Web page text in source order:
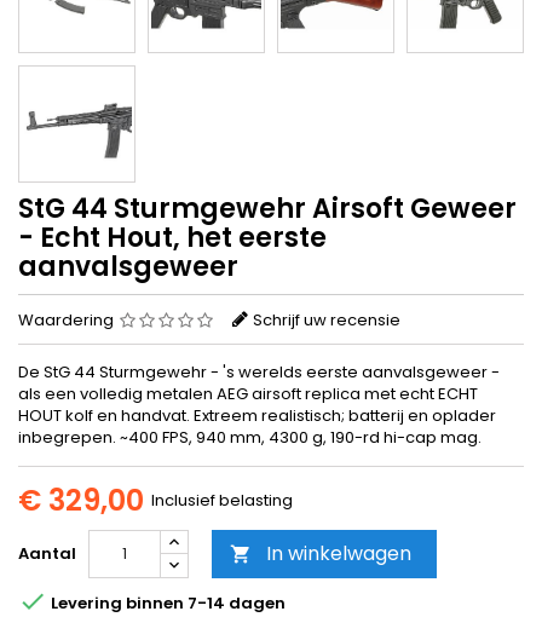
StG 44 Sturmgewehr Airsoft Geweer
- Echt Hout, het eerste
aanvalsgeweer
Waardering Schrijf uw recensie
De StG 44 Sturmgewehr - 's werelds eerste aanvalsgeweer -
als een volledig metalen AEG airsoft replica met echt ECHT
HOUT kolf en handvat. Extreem realistisch; batterij en oplader
inbegrepen. ~400 FPS, 940 mm, 4300 g, 190-rd hi-cap mag.
€ 329,00 Inclusief belasting
Aantal  In winkelwagen
 Levering binnen 7-14 dagen